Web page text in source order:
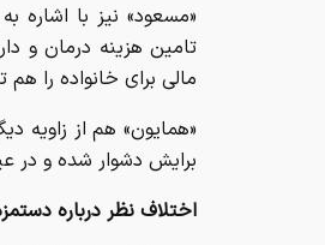
«مسعود» نیز با اشاره
تامین هزینه درمان و
مالی برای خانواده را
«همایون» هم از زاویه
برایش دشوار شده و در
اختلاف نظر درباره